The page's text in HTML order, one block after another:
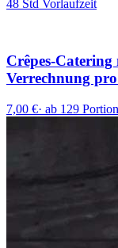
48 Std Vorlaufzeit
Crêpes-
Verrechnung
7,00 €· ab 129